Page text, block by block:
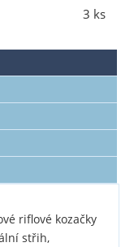
3 ks
riflové kozačky
střih,